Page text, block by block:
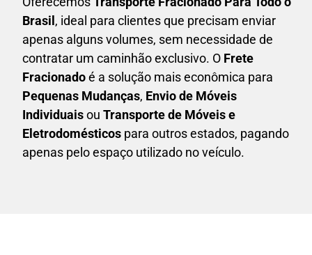
Brasil , ideal para clientes que precisam enviar
apenas alguns volumes, sem necessidade de
contratar um caminhão exclusivo. O Frete
Fracionadoé a solução mais econômica para
Pequenas Mudanças, Envio de Móveis
Individuaisou Transporte de Móveis e
Eletrodomésticos para outros estados, pagando
apenas pelo espaço utilizado no veículo.